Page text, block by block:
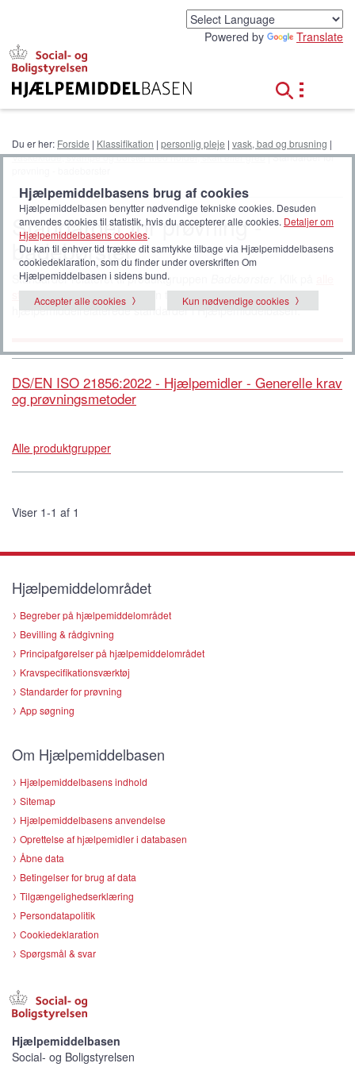
d
Powered by Translate
Du er her: Forside | Klassifikation | personlig pleje | vask, bad og brusning |
Vaskeklude, svampe og børster med holder, skaft eller greb| Standarder for
Standarder for prøvning -
badebørster
Standarder relateret til produktgruppen
standarderfor at udvide listen til at vise alle
hjælpemiddelrelaterede standarder i Hjælpemiddelbasen.
DS/EN ISO 21856:2022 - Hjælpemidler - Generelle krav
og prøvningsmetoder
Alle produktgrupper
Viser 1-1 af 1
Hjælpemiddelområdet
Begreber på hjælpemiddelområdet
Bevilling & rådgivning
Principafgørelser på hjælpemiddelområdet
Kravspecifikationsværktøj
Standarder for prøvning
App søgning
Om Hjælpemiddelbasen
Hjælpemiddelbasens indhold
Sitemap
Hjælpemiddelbasens anvendelse
Oprettelse af hjælpemidler i databasen
Åbne data
Betingelser for brug af data
Tilgængelighedserklæring
Persondatapolitik
Cookiedeklaration
Spørgsmål & svar
Hjælpemiddelbasen
Social- og Boligstyrelsen
Hjælpemiddelbasens brug af cookies
Hjælpemiddelbasen benytter nødvendige tekniske cookies. Desuden
anvendes cookies til statistik, hvis du accepterer alle cookies. Detaljer om
Hjælpemiddelbasens cookies.
Du kan til enhver tid trække dit samtykke tilbage via Hjælpemiddelbasens
cookiedeklaration, som du finder under overskriften Om
Hjælpemiddelbasen i sidens bund.
Accepter alle cookies
Kun nødvendige cookies